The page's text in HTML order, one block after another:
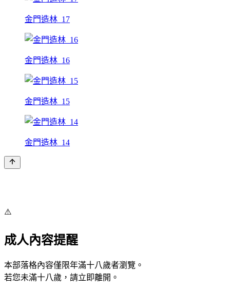
金門造林_17
金門造林_16
金門造林_15
金門造林_14
⚠️
成人內容提醒
本部落格內容僅限年滿十八歲者瀏覽。
若您未滿十八歲，請立即離開。